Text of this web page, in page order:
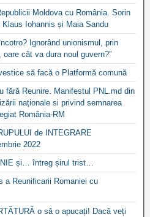
Moldova cu România. Sorin
Klaus Iohannis și Maia Sandu
Ignorând unionismul, prin
cât va dura noul guvern?”
să facă o Platformă comună
fără Reunire. Manifestul PNL.md din
naționale si privind semnarea
România-RM
de INTEGRARE
2022
și… întreg șirul trist…
a Reunificarii Romaniei cu
o să o apucați! Dacă veți